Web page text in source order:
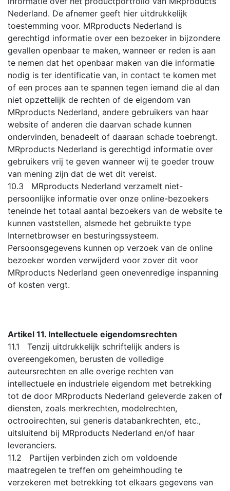
Nederland. De afnemer geeft hier uitdrukkelijk
toestemming voor. MRproducts Nederland is
gerechtigd informatie over een bezoeker in bijzondere
gevallen openbaar te maken, wanneer er reden is aan
te nemen dat het openbaar maken van die informatie
nodig is ter identificatie van, in contact te komen met
of een proces aan te spannen tegen iemand die al dan
niet opzettelijk de rechten of de eigendom van
MRproducts Nederland, andere gebruikers van haar
website of anderen die daarvan schade kunnen
ondervinden, benadeelt of daaraan schade toebrengt.
MRproducts Nederland is gerechtigd informatie over
gebruikers vrij te geven wanneer wij te goeder trouw
van mening zijn dat de wet dit vereist.
10.3 MRproducts Nederland verzamelt niet-
persoonlijke informatie over onze online-bezoekers
teneinde het totaal aantal bezoekers van de website te
kunnen vaststellen, alsmede het gebruikte type
Internetbrowser en besturingssysteem.
Persoonsgegevens kunnen op verzoek van de online
bezoeker worden verwijderd voor zover dit voor
MRproducts Nederland geen onevenredige inspanning
of kosten vergt.
Artikel 11. Intellectuele eigendomsrechten
11.1 Tenzij uitdrukkelijk schriftelijk anders is
overeengekomen, berusten de volledige
auteursrechten en alle overige rechten van
intellectuele en industriele eigendom met betrekking
tot de door MRproducts Nederland geleverde zaken of
diensten, zoals merkrechten, modelrechten,
octrooirechten, sui generis databankrechten, etc.,
uitsluitend bij MRproducts Nederland en/of haar
leveranciers.
11.2 Partijen verbinden zich om voldoende
maatregelen te treffen om geheimhouding te
verzekeren met betrekking tot elkaars gegevens van